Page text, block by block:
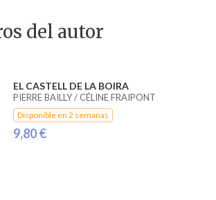
del autor
EL CASTELL DE LA BOIRA
PIERRE BAILLY / CÉLINE FRAIPONT
Disponible en 2 semanas
9,80 €